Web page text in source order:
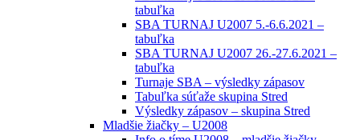
tabuľka
SBA TURNAJ U2007 5.-6.6.2021 –
tabuľka
SBA TURNAJ U2007 26.-27.6.2021 –
tabuľka
Turnaje SBA – výsledky zápasov
Tabuľka súťaže skupina Stred
Výsledky zápasov – skupina Stred
Mladšie žiačky – U2008